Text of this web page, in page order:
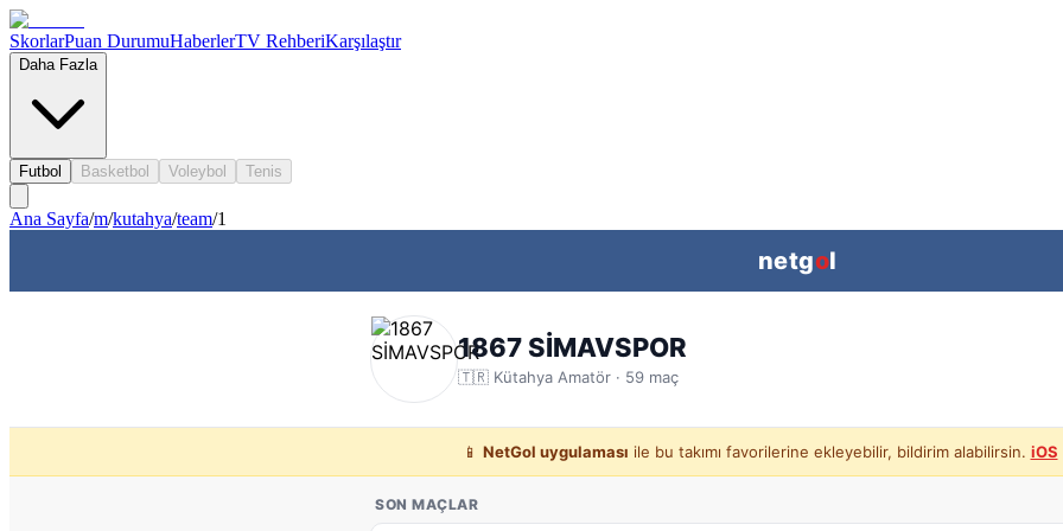
SkorlarPuan DurumuHaberlerTV RehberiKarşılaştır
Daha Fazla
Futbol Basketbol Voleybol Tenis
Ana Sayfa/m/kutahya/team/1
netgol
1867 SİMAVSPOR
🇹🇷 Kütahya Amatör · 59 maç
📱 NetGol uygulaması ile bu takımı favorilerine ekleyebilir, bildirim alabilirsin. iOS
SON MAÇLAR